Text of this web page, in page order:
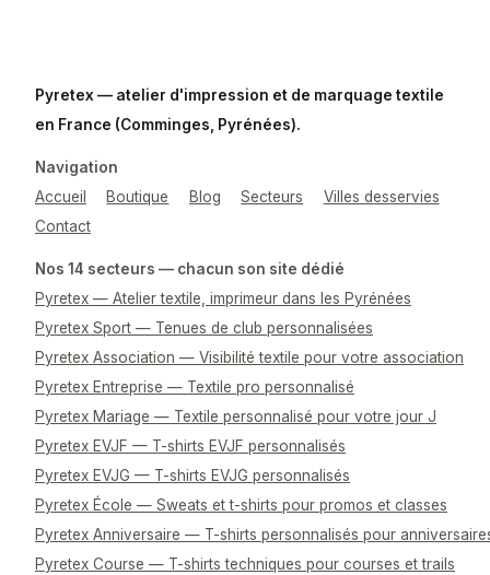
Pyretex — atelier d'impression et de marquage textile
en France (Comminges, Pyrénées).
Navigation
Accueil
Boutique Blog Secteurs
Villes desservies
Contact
Nos 14 secteurs — chacun son site dédié
Pyretex — Atelier textile, imprimeur dans les Pyrénées
Pyretex Sport — Tenues de club personnalisées
Pyretex Association — Visibilité textile pour votre association
Pyretex Entreprise — Textile pro personnalisé
Pyretex Mariage — Textile personnalisé pour votre jour J
Pyretex EVJF — T-shirts EVJF personnalisés
Pyretex EVJG — T-shirts EVJG personnalisés
Pyretex École — Sweats et t-shirts pour promos et classes
Pyretex Anniversaire — T-shirts personnalisés pour
Pyretex Course — T-shirts techniques pour courses et trails